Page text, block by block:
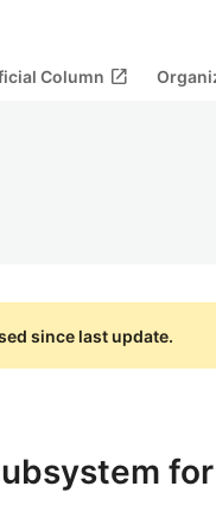
Column open_in_new
since last update.